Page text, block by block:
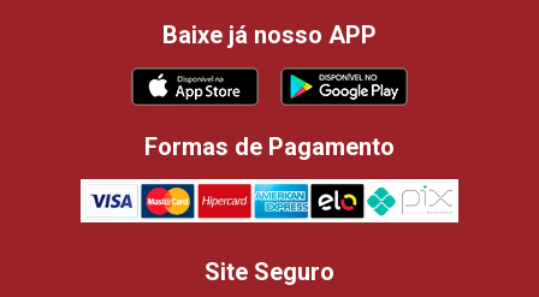
Baixe já nosso APP
Formas de Pagamento
Site Seguro